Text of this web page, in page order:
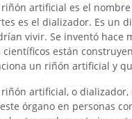
riñón artificial es el
es el dializador. Es un
vivir. Se inventó hace
científicos están
un riñón artificial y
riñón artificial, o
órgano en personas